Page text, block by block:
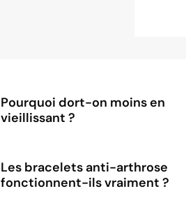
Pourquoi dort-on moins en
vieillissant ?
Les bracelets anti-arthrose
fonctionnent-ils vraiment ?